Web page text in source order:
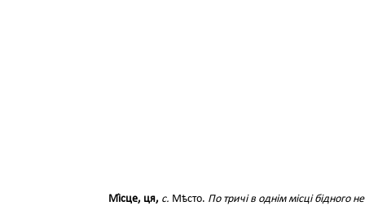
Мі́сце, ця, с. Мѣсто. По тричі в однім місці бідного